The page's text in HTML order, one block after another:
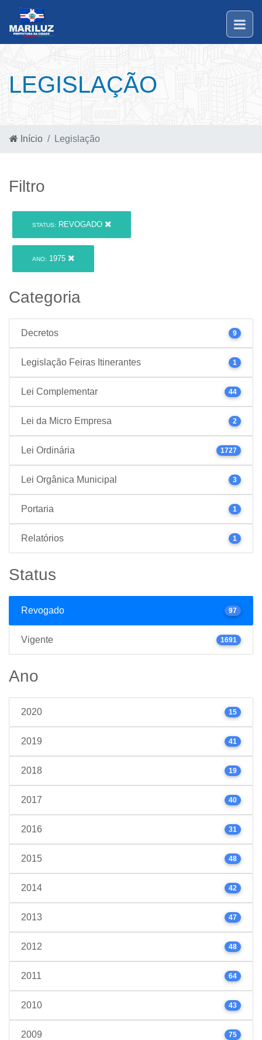
LEGISLAÇÃO
Início Legislação
Filtro
STATUS: REVOGADO
ANO: 1975
Categoria
Decretos 9
Legislação Feiras Itinerantes 1
Lei Complementar 44
Lei da Micro Empresa 2
Lei Ordinária 1727
Lei Orgânica Municipal 3
Portaria 1
Relatórios 1
Status
Revogado 97
Vigente 1691
Ano
2020 15
2019 41
2018 19
2017 40
2016 31
2015 48
2014 42
2013 47
2012 48
2011 64
2010 43
2009 75